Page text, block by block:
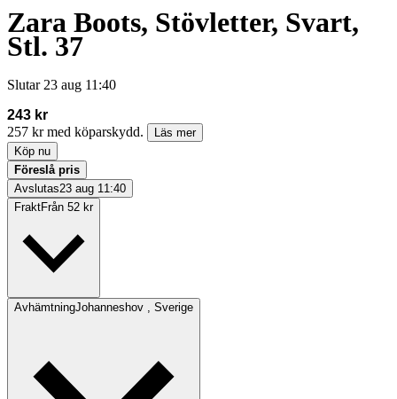
Zara Boots, Stövletter, Svart,
Stl. 37
Slutar 23 aug 11:40
243 kr
257 kr med köparskydd.
Läs mer
Köp nu
Föreslå pris
Avslutas23 aug 11:40
FraktFrån 52 kr
AvhämtningJohanneshov , Sverige